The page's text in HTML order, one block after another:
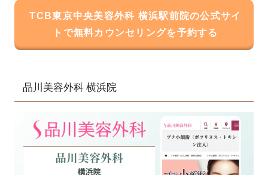
TCB東京中央美容外科 横浜駅前院の公式サイ
トで無料カウンセリングを予約する
品川美容外科 横浜院